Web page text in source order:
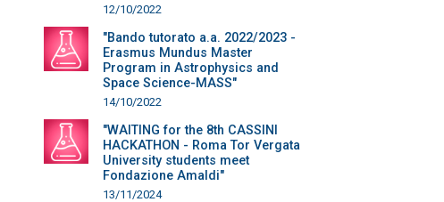
12/10/2022
"Bando tutorato a.a. 2022/2023 -
Erasmus Mundus Master
Program in Astrophysics and
Space Science-MASS"
14/10/2022
"WAITING for the 8th CASSINI
HACKATHON - Roma Tor Vergata
University students meet
Fondazione Amaldi"
13/11/2024